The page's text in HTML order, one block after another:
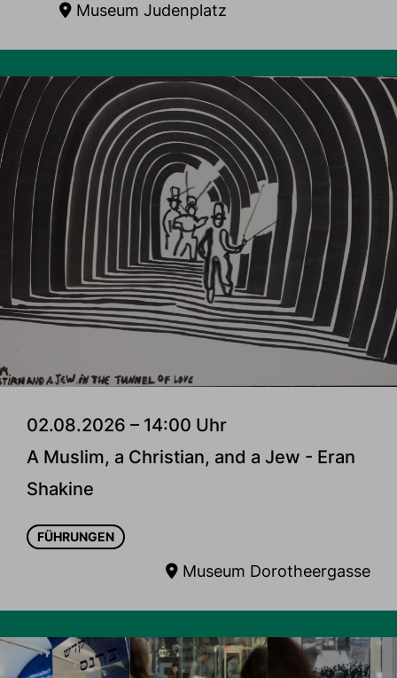
Museum Judenplatz
02.08.2026 – 14:00 Uhr
A Muslim, a Christian, and a Jew - Eran
Shakine
FÜHRUNGEN
Museum Dorotheergasse